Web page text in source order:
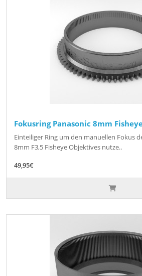
Fokusring Panasonic 8mm
Einteiliger Ring um den manuellen Fokus
8mm F3,5 Fisheye Objektives nutze..
49,95€